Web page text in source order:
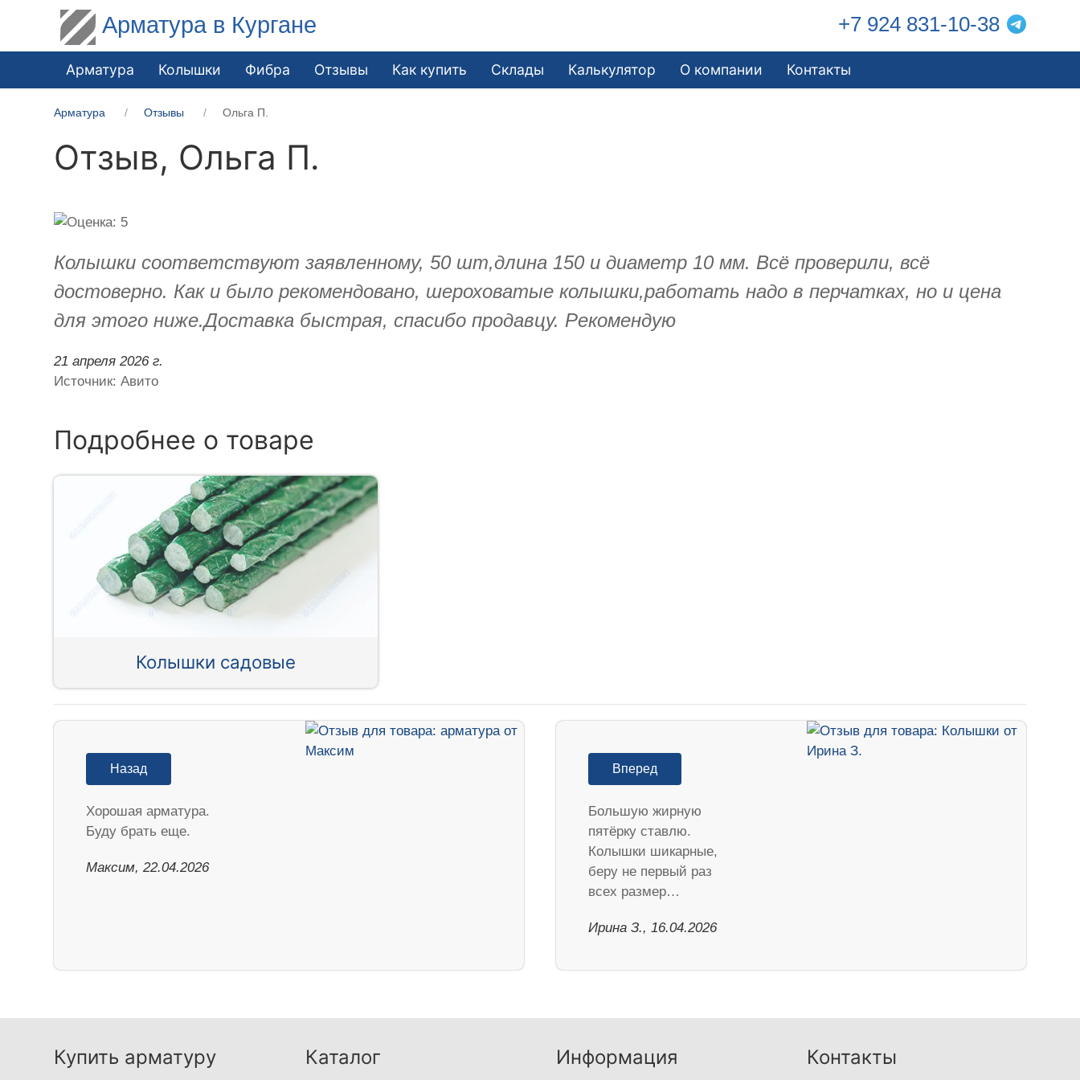
Арматура в Кургане +7 924 831-10-38
Арматура Колышки Фибра Отзывы Как купить Склады Калькулятор О компании Контакты
Арматура Отзывы Ольга П.
Отзыв, Ольга П.
Колышки соответствуют заявленному, 50 шт,длина 150 и диаметр 10 мм. Всё проверили, всё
достоверно. Как и было рекомендовано, шероховатые колышки,работать надо в перчатках, но и цена
для этого ниже.Доставка быстрая, спасибо продавцу. Рекомендую
21 апреля 2026 г.
Источник: Авито
Подробнее о товаре
Колышки садовые
Назад
Хорошая арматура.
Буду брать еще.
Максим, 22.04.2026
Вперед
Большую жирную
пятёрку ставлю.
Колышки шикарные,
беру не первый раз
всех размер…
Ирина З., 16.04.2026
Купить арматуру Каталог Информация Контакты